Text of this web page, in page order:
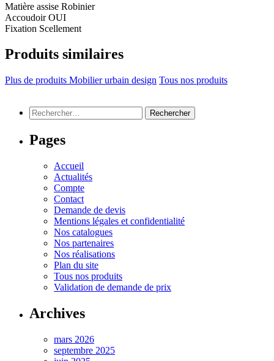
Matière assise Robinier
Accoudoir OUI
Fixation Scellement
Produits similaires
Plus de produits Mobilier urbain design Tous nos produits
Rechercher :
Pages
Accueil
Actualités
Compte
Contact
Demande de devis
Mentions légales et confidentialité
Nos catalogues
Nos partenaires
Nos réalisations
Plan du site
Tous nos produits
Validation de demande de prix
Archives
mars 2026
septembre 2025